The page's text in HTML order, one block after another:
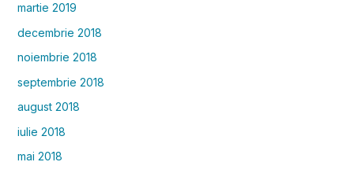
martie 2019
decembrie 2018
noiembrie 2018
septembrie 2018
august 2018
iulie 2018
mai 2018